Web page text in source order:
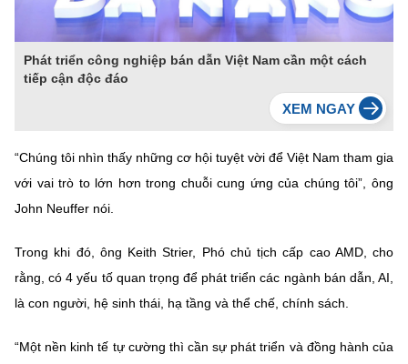
Phát triển công nghiệp bán dẫn Việt Nam cần một cách
tiếp cận độc đáo
“Chúng tôi nhìn thấy những cơ hội tuyệt vời để Việt Nam tham gia
với vai trò to lớn hơn trong chuỗi cung ứng của chúng tôi”, ông
John Neuffer nói.
Trong khi đó, ông Keith Strier, Phó chủ tịch cấp cao AMD, cho
rằng, có 4 yếu tố quan trọng để phát triển các ngành bán dẫn, AI,
là con người, hệ sinh thái, hạ tầng và thể chế, chính sách.
“Một nền kinh tế tự cường thì cần sự phát triển và đồng hành của